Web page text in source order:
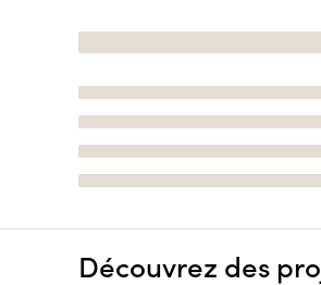
Découvrez des